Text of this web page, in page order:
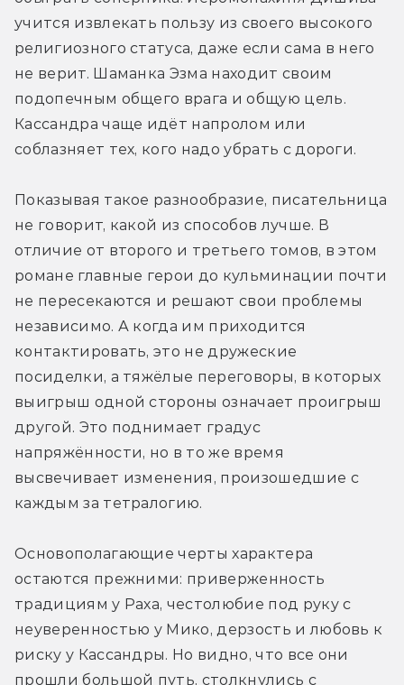
учится извлекать пользу из своего высокого
религиозного статуса, даже если сама в него
не верит. Шаманка Эзма находит своим
подопечным общего врага и общую цель.
Кассандра чаще идёт напролом или
соблазняет тех, кого надо убрать с дороги.
Показывая такое разнообразие, писательница
не говорит, какой из способов лучше. В
отличие от второго и третьего томов, в этом
романе главные герои до кульминации почти
не пересекаются и решают свои проблемы
независимо. А когда им приходится
контактировать, это не дружеские
посиделки, а тяжёлые переговоры, в которых
выигрыш одной стороны означает проигрыш
другой. Это поднимает градус
напряжённости, но в то же время
высвечивает изменения, произошедшие с
каждым за тетралогию.
Основополагающие черты характера
остаются прежними: приверженность
традициям у Раха, честолюбие под руку с
неуверенностью у Мико, дерзость и любовь к
риску у Кассандры. Но видно, что все они
прошли большой путь, столкнулись с